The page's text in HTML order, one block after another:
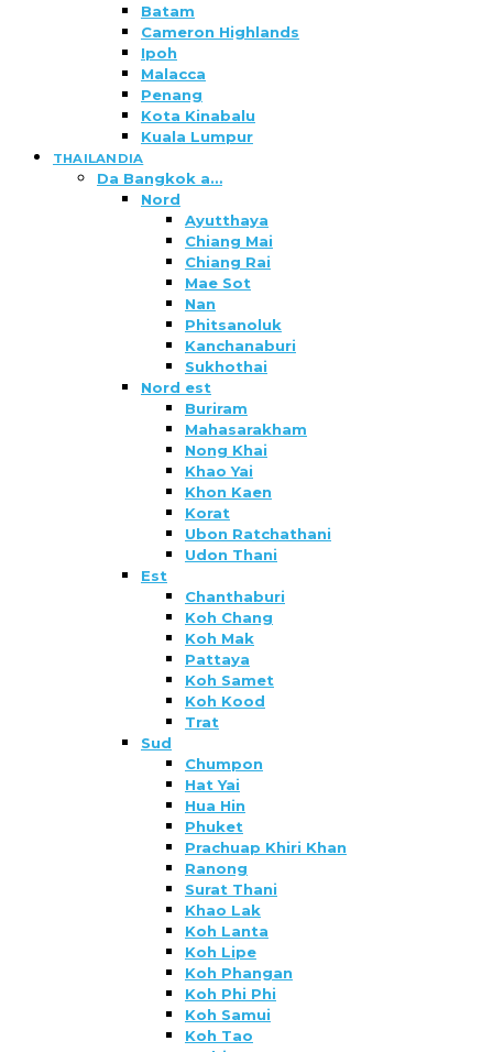
Batam
Cameron Highlands
Ipoh
Malacca
Penang
Kota Kinabalu
Kuala Lumpur
THAILANDIA
Da Bangkok a…
Nord
Ayutthaya
Chiang Mai
Chiang Rai
Mae Sot
Nan
Phitsanoluk
Kanchanaburi
Sukhothai
Nord est
Buriram
Mahasarakham
Nong Khai
Khao Yai
Khon Kaen
Korat
Ubon Ratchathani
Udon Thani
Est
Chanthaburi
Koh Chang
Koh Mak
Pattaya
Koh Samet
Koh Kood
Trat
Sud
Chumpon
Hat Yai
Hua Hin
Phuket
Prachuap Khiri Khan
Ranong
Surat Thani
Khao Lak
Koh Lanta
Koh Lipe
Koh Phangan
Koh Phi Phi
Koh Samui
Koh Tao